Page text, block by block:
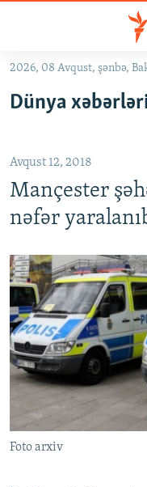
Əsas
qayıt
qayıt
Axtarışa
#İZAHLA
#ƏSLINDƏ
FƏRQƏ BAX
QANUNI DOĞRU
ARAŞDIRMA
MULTIMEDIA
VIDEO
FOTOQALEREYA
İNFOQRAFIKA
KARIKATURA
RADIO ARXIV
OXU ZALI
AZƏRBAYCAN ƏDƏBIYYATI
İSLAM VƏ DEMOKRATIYA
HAQQIMIZDA
MISSIYAMIZ
PEŞƏ ETIKASI VƏ
BIZI IZLƏ
2026, 08 Avqust, şənbə,
Dünya
Avqust 12, 2018
Mançester
nəfər
Foto arxiv